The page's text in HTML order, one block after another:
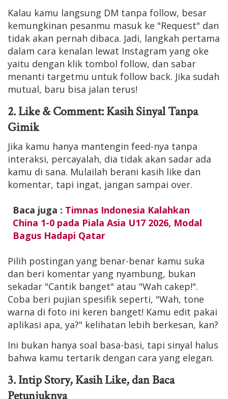
Kalau kamu langsung DM tanpa follow, besar
kemungkinan pesanmu masuk ke "Request" dan
tidak akan pernah dibaca. Jadi, langkah pertama
dalam cara kenalan lewat Instagram yang oke
yaitu dengan klik tombol follow, dan sabar
menanti targetmu untuk follow back. Jika sudah
mutual, baru bisa jalan terus!
2. Like & Comment: Kasih Sinyal Tanpa
Gimik
Jika kamu hanya mantengin feed-nya tanpa
interaksi, percayalah, dia tidak akan sadar ada
kamu di sana. Mulailah berani kasih like dan
komentar, tapi ingat, jangan sampai over.
Baca juga : Timnas Indonesia Kalahkan
China 1-0 pada Piala Asia U17 2026, Modal
Bagus Hadapi Qatar
Pilih postingan yang benar-benar kamu suka
dan beri komentar yang nyambung, bukan
sekadar "Cantik banget" atau "Wah cakep!".
Coba beri pujian spesifik seperti, "Wah, tone
warna di foto ini keren banget! Kamu edit pakai
aplikasi apa, ya?" kelihatan lebih berkesan, kan?
Ini bukan hanya soal basa-basi, tapi sinyal halus
bahwa kamu tertarik dengan cara yang elegan.
3. Intip Story, Kasih Like, dan Baca
Petunjuknya